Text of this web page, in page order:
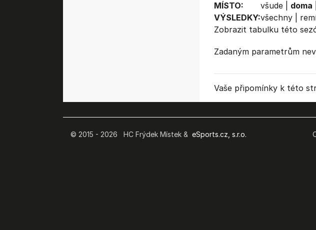
MÍSTO:
všude| doma
VÝSLEDKY:všechny|
Zobrazit tabulkutéto
Zadaným parametrům
Vaše připomínky k této
© 2015 - 2026 HC Frýdek Místek &eSports.cz, s.r.o.